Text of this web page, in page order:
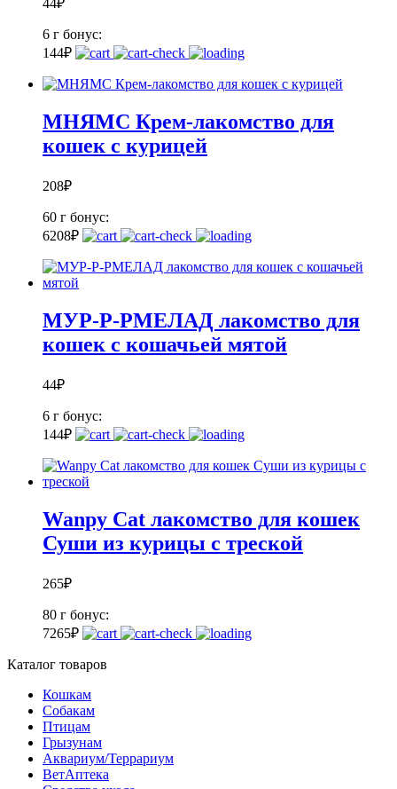
44₽
6 г бонус:
144₽
МНЯМС Крем-лакомство для
кошек с курицей
208₽
60 г бонус:
6208₽
МУР-Р-РМЕЛАД лакомство для
кошек с кошачьей мятой
44₽
6 г бонус:
144₽
Wanpy Cat лакомство для кошек
Суши из курицы с треской
265₽
80 г бонус:
7265₽
Каталог товаров
Кошкам
Собакам
Птицам
Грызунам
Аквариум/Террариум
ВетАптека